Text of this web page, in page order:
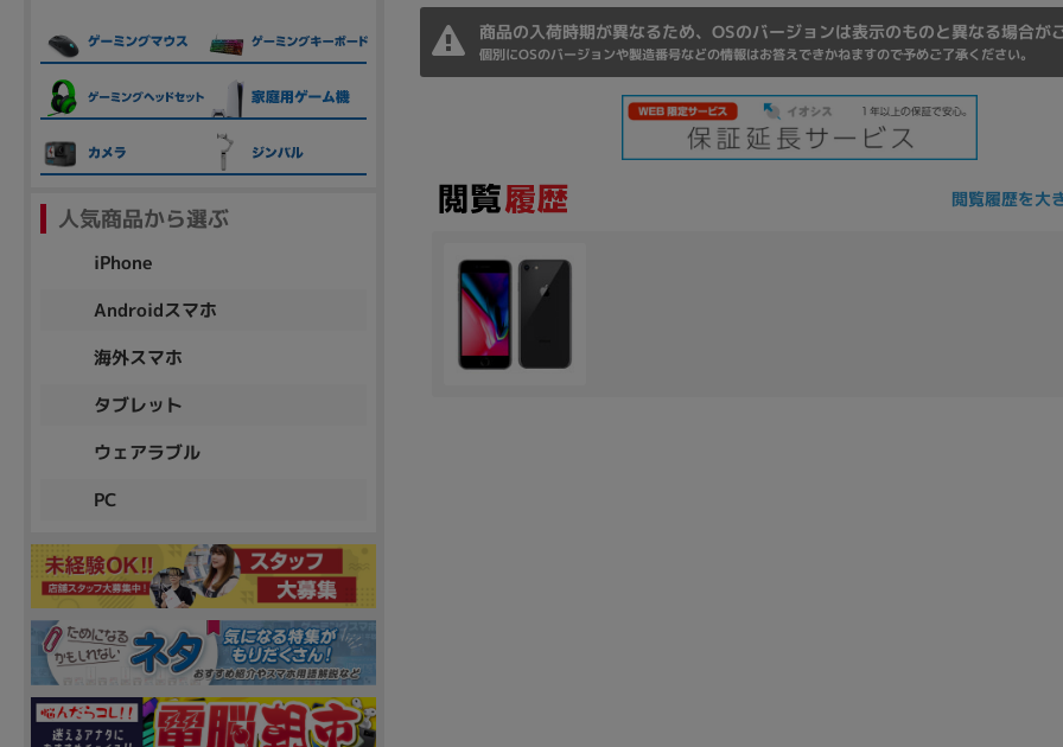
商品の入荷時期が異なるため、OSのバージョンは表示のものと異なる場合が
個別にOSのバージョンや製造番号などの情報はお答えできかねますので予めご了承ください。
閲覧履歴を大
人気商品から選ぶ
iPhone
Androidスマホ
海外スマホ
タブレット
ウェアラブル
PC
年 月
各項目のチェックボックスは「or検索」となります。